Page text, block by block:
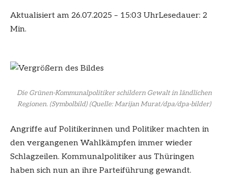
Aktualisiert am 26.07.2025 – 15:03 UhrLesedauer: 2
Min.
Die Grünen-Kommunalpolitiker schildern Gewalt in ländlichen
Regionen. (Symbolbild)(Quelle: Marijan Murat/dpa/dpa-bilder)
Angriffe auf Politikerinnen und Politiker machten in
den vergangenen Wahlkämpfen immer wieder
Schlagzeilen. Kommunalpolitiker aus Thüringen
haben sich nun an ihre Parteiführung gewandt.